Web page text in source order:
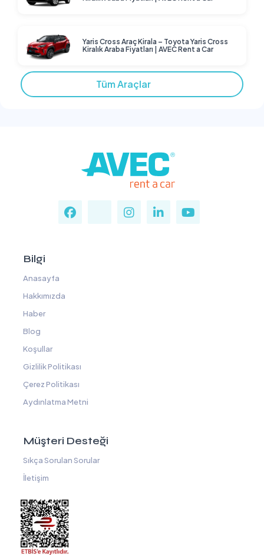
Yaris Cross Araç Kirala – Toyota Yaris Cross
Kiralık Araba Fiyatları | AVEC Rent a Car
Tüm Araçlar
Bilgi
Anasayfa
Hakkımızda
Haber
Blog
Koşullar
Gizlilik Politikası
Çerez Politikası
Aydınlatma Metni
Müşteri Desteği
Sıkça Sorulan Sorular
İletişim